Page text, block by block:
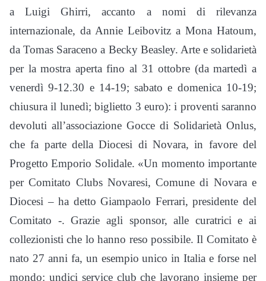
a Luigi Ghirri, accanto a nomi di rilevanza
internazionale, da Annie Leibovitz a Mona Hatoum,
da Tomas Saraceno a Becky Beasley. Arte e solidarietà
per la mostra aperta fino al 31 ottobre (da martedì a
venerdì 9-12.30 e 14-19; sabato e domenica 10-19;
chiusura il lunedì; biglietto 3 euro): i proventi saranno
devoluti all’associazione Gocce di Solidarietà Onlus,
che fa parte della Diocesi di Novara, in favore del
Progetto Emporio Solidale. «Un momento importante
per Comitato Clubs Novaresi, Comune di Novara e
Diocesi – ha detto Giampaolo Ferrari, presidente del
Comitato -. Grazie agli sponsor, alle curatrici e ai
collezionisti che lo hanno reso possibile. Il Comitato è
nato 27 anni fa, un esempio unico in Italia e forse nel
mondo: undici service club che lavorano insieme per